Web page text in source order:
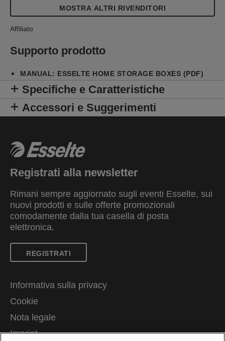
MOSTRA ALTRI RIVENDITORI
Affiliato
Supporto prodotto
MANUAL: ESSELTE HOME STORAGE BOXES (PDF)
Specifiche e Caratteristiche
Accessori e Suggerimenti
Registrati alla newsletter
Rimani sempre aggiornato sugli eventi Esselte, sui
nuovi prodotti e sulle offerte promozionali
comodamente dalla tua casella di posta
elettronica.
REGISTRATI
Informativa sulla privacy
Cookie
Nota legale
Imprint